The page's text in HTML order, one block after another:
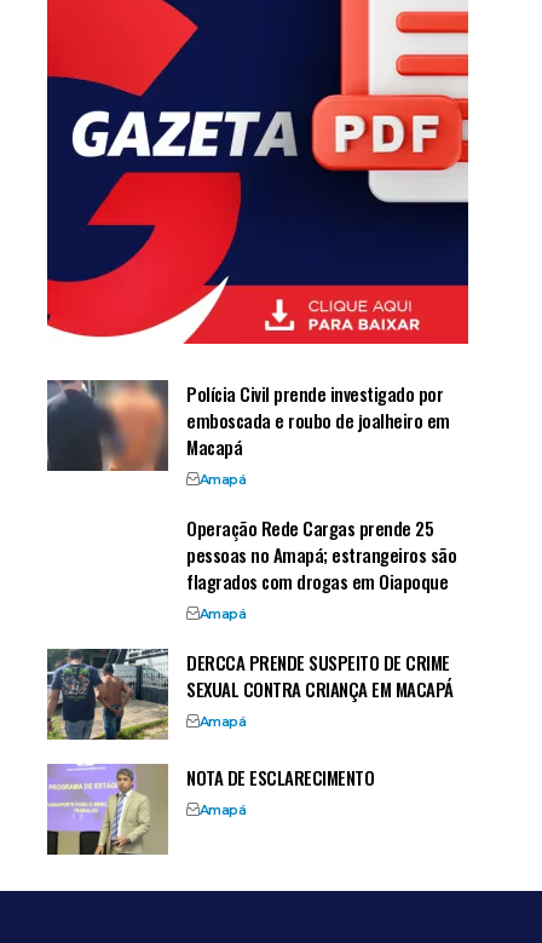
Polícia Civil prende investigado por
emboscada e roubo de joalheiro em
Macapá
Amapá
Operação Rede Cargas prende 25
pessoas no Amapá; estrangeiros são
flagrados com drogas em Oiapoque
Amapá
DERCCA PRENDE SUSPEITO DE CRIME
SEXUAL CONTRA CRIANÇA EM MACAPÁ
Amapá
NOTA DE ESCLARECIMENTO
Amapá